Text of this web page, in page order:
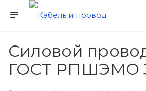
Силовой
ГОСТ РПШЭМО